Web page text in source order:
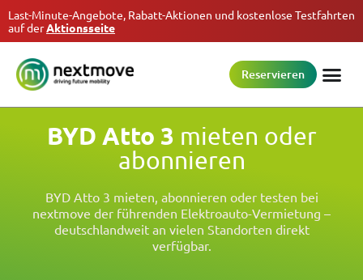
Last-Minute-Angebote, Rabatt-Aktionen und kostenlose Testfahrten
auf derAktionsseite
Reservieren
BYD Atto 3 mieten oder
abonnieren
BYD Atto 3 mieten, abonnieren oder testen bei
nextmove der führenden Elektroauto-Vermietung –
deutschlandweit an vielen Standorten direkt
verfügbar.